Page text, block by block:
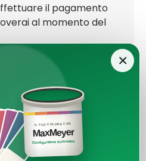
il pagamento
al momento del
Ottimo
4,6/5
2.056
×
IL TUO COLORE CON
MaxMeyer
Configuratore tintometro